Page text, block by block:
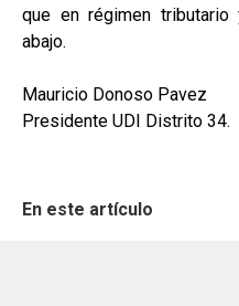
que en régimen tributario
abajo.
Mauricio Donoso Pavez
Presidente UDI Distrito 34.
En este artículo